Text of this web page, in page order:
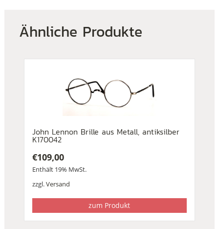
Ähnliche Produkte
John Lennon Brille aus Metall, antiksilber
K170042
€109,00
Enthält 19% MwSt.
zzgl.Versand
zum Produkt